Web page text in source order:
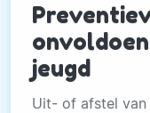
jeugd
Uit- of afstel